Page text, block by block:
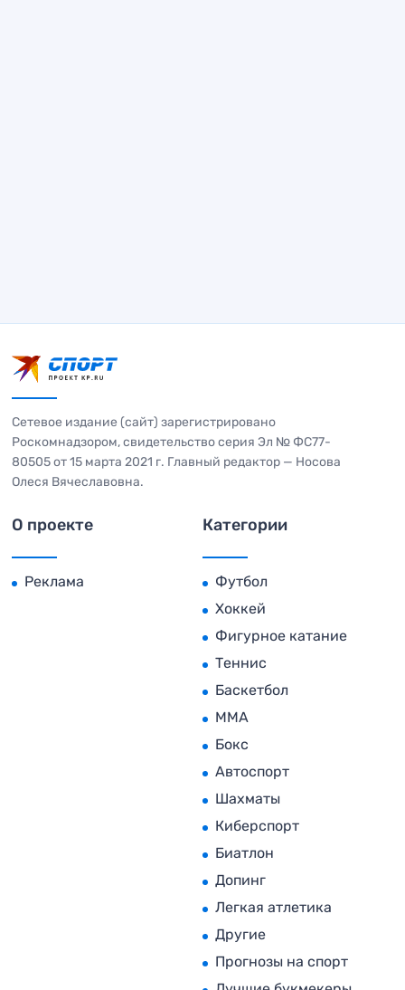
Сетевое издание (сайт) зарегистрировано
Роскомнадзором, свидетельство серия Эл № ФС77-
80505 от 15 марта 2021 г. Главный редактор — Носова
Олеся Вячеславовна.
О проекте
Реклама
Категории
Футбол
Хоккей
Фигурное катание
Теннис
Баскетбол
MMA
Бокс
Автоспорт
Шахматы
Киберспорт
Биатлон
Допинг
Легкая атлетика
Другие
Прогнозы на спорт